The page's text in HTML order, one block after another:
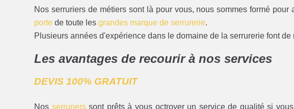
Nos serruriers de métiers sont là pour vous, nous sommes formé
porte de toute lesgrandes marque de serrurerie.
Plusieurs années d'expérience dans le domaine de la serrurerie font
Les avantages de recourir à nos services
DEVIS 100% GRATUIT
Nos serrurierssont prêts à vous octroyer un service de qualité si